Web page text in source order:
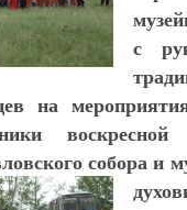
с
на
собора и